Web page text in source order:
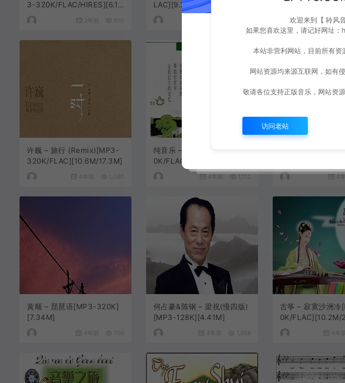
3-320K/FLAC/HIRES][6.10
M/17.8M/31.9M]
2年前 810
LAC][9.21M/24.0M]
0K/
4年
许巍 – 旅行 (Remix)[MP3-
320K/FLAC][10.6M/17.3M]
4年前 1,060
纯音乐 – 在水中央[MP3-32
0K/FLAC][7.65M/21.1M]
4年前 1,112
FLAC][9.63M/
4年
黃顺 – 琵琶语[MP3-320K]
[7.34M]
4年前 766
何占豪&陈钢 – 梁祝(慢四版)
[MP3-128K][4.41M]
4年前 1,558
古筝 – 寂寞沙洲
0K/FLAC][10.2M/
4年前
欢迎来到【 聆风
如果您喜欢这里，请记好网址
本站非营利网站，目前所有资
网站资源均来源互联网，如有
敬请各位支持正版音乐，网站资
访问老站